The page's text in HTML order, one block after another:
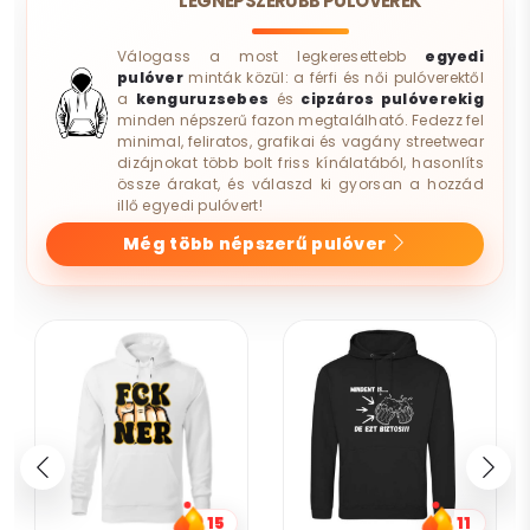
Válogass a most legkeresettebb egyedi
pulóverminták közül: a férfi és női pulóverektől
a kenguruzsebes és cipzáros pulóverekig
minden népszerű fazon megtalálható. Fedezz fel
minimal, feliratos, grafikai és vagány streetwear
dizájnokat több bolt friss kínálatából, hasonlíts
össze árakat, és válaszd ki gyorsan a hozzád
illő egyedi pulóvert!
Még több népszerű pulóver
15 11